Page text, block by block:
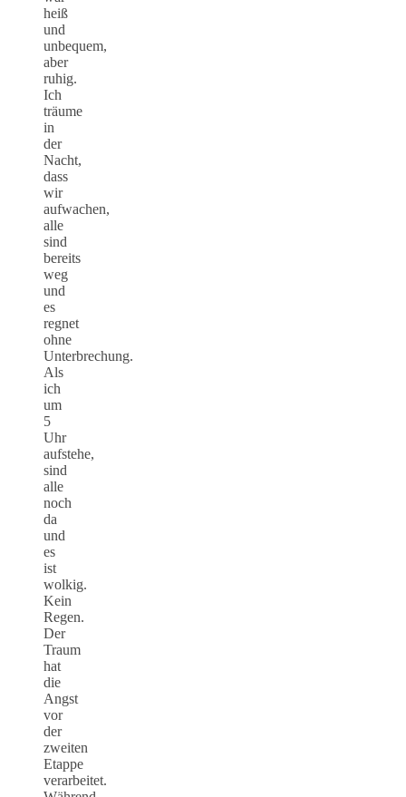
heiß
und
unbequem,
aber
ruhig.
Ich
träume
in
der
Nacht,
dass
wir
aufwachen,
alle
sind
bereits
weg
und
es
regnet
ohne
Unterbrechung.
Als
ich
um
5
Uhr
aufstehe,
sind
alle
noch
da
und
es
ist
wolkig.
Kein
Regen.
Der
Traum
hat
die
Angst
vor
der
zweiten
Etappe
verarbeitet.